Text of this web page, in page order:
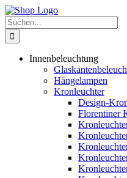
Zum
Inhalt
springen
Suche
nach:
Innenbeleuchtung
Hängelampen
Kronleuchter
Design-
Florentiner